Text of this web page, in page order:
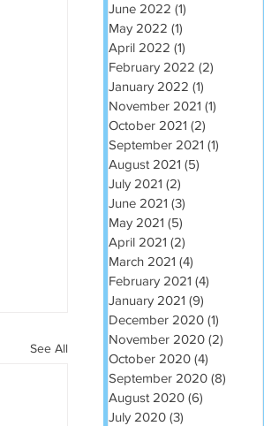
See All
June 2022 (1)
May 2022 (1)
April 2022 (1)
February 2022 (2)
January 2022 (1)
November 2021 (1)
October 2021 (2)
September 2021 (1)
August 2021 (5)
July 2021 (2)
June 2021 (3)
May 2021 (5)
April 2021 (2)
March 2021 (4)
February 2021 (4)
January 2021 (9)
December 2020 (1)
November 2020 (2)
October 2020 (4)
September 2020 (8)
August 2020 (6)
July 2020 (3)